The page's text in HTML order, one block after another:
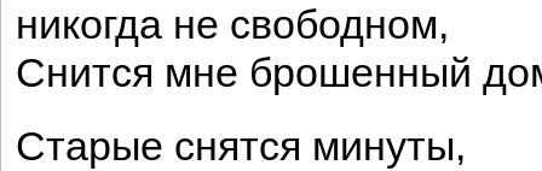
никогда не свободном,
Снится мне брошенный
Старые снятся минуты,